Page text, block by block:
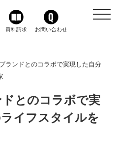
資料請求 お問い合わせ
ランドとのコラボで実現した自分
とのコラボで実
イフスタイルを